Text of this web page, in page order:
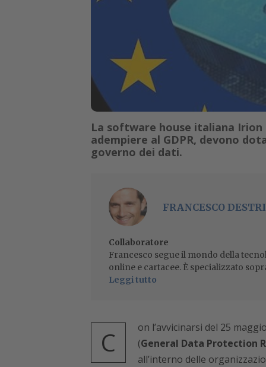
La software house italiana Irion
adempiere al GDPR, devono
governo dei dati.
FRANCESCO DESTRI
Collaboratore
Francesco segue il mondo della
online e cartacee. È specializzato
Leggi tutto
C
on l’avvicinarsi del 25
(General Data Protection
all’interno delle